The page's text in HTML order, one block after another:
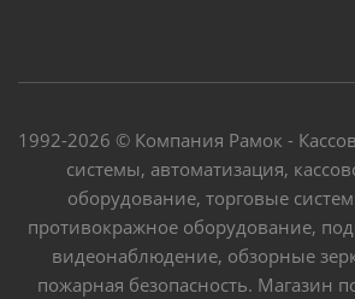
1992-2026 © Компания Рамок -
системы, автоматизация,
оборудование, торговые
противокражное оборудование,
видеонаблюдение, обзорные
пожарная безопасность. Магазин